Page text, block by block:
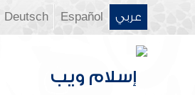
عربي Español
Deutsch